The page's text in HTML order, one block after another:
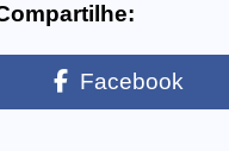
Facebook